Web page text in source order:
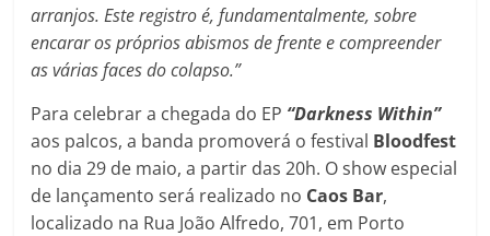
arranjos. Este registro é, fundamentalmente, sobre
encarar os próprios abismos de frente e compreender
as várias faces do colapso.”
Para celebrar a chegada do EP “Darkness Within”
aos palcos, a banda promoverá o festival Bloodfest
no dia 29 de maio, a partir das 20h. O show especial
de lançamento será realizado no Caos Bar,
localizado na Rua João Alfredo, 701, em Porto